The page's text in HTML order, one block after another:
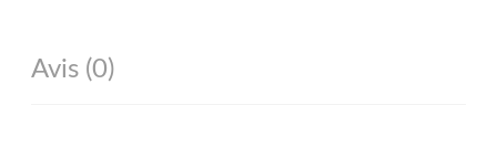
Avis (0)